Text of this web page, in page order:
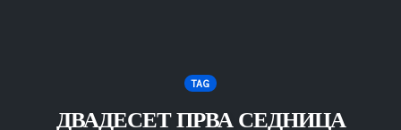
TAG
ДВАДЕСЕТ ПРВА СЕДНИЦА